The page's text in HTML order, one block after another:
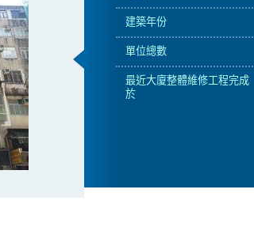
建築年份
單位總數
最近大廈整體維修工程完成
於